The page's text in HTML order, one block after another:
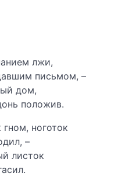
лжи,
письмом, –
дом,
положив.
ноготок
–
листок